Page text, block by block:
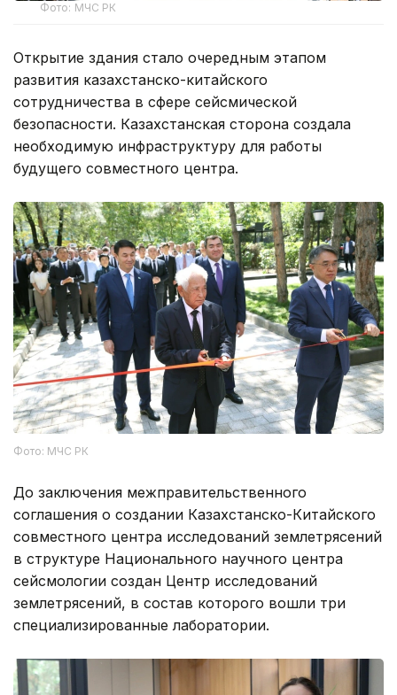
Фото: МЧС РК
Открытие здания стало очередным этапом
развития казахстанско-китайского
сотрудничества в сфере сейсмической
безопасности. Казахстанская сторона создала
необходимую инфраструктуру для работы
будущего совместного центра.
Фото: МЧС РК
До заключения межправительственного
соглашения о создании Казахстанско-Китайского
совместного центра исследований землетрясений
в структуре Национального научного центра
сейсмологии создан Центр исследований
землетрясений, в состав которого вошли три
специализированные лаборатории.